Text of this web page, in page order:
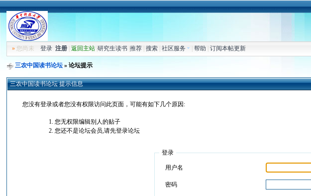
» 您尚未登录 注册 |返回主站 |研究生读书 |推荐 |搜索 |社区服务 |帮助 |订阅本帖更新
三农中国读书论坛» 论坛提示
三农中国读书论坛 提示信息
您没有登录或者您没有权限访问此页面，可能有如下几个原因:
您无权限编辑别人的贴子
您还不是论坛会员,请先登录论坛
登录
用户名
密码